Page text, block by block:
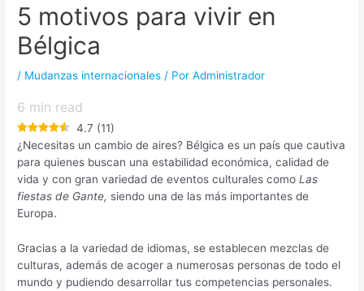
5 motivos para vivir en
Bélgica
/ Mudanzas internacionales / PorAdministrador
6 min read
4.7 (11)
¿Necesitas un cambio de aires? Bélgica es un país que cautiva
para quienes buscan una estabilidad económica, calidad de
vida y con gran variedad de eventos culturales comoLas
fiestas de Gante, siendo una de las más importantes de
Europa.
Gracias a la variedad de idiomas, se establecen mezclas de
culturas, además de acoger a numerosas personas de todo el
mundo y pudiendo desarrollar tus competencias personales.